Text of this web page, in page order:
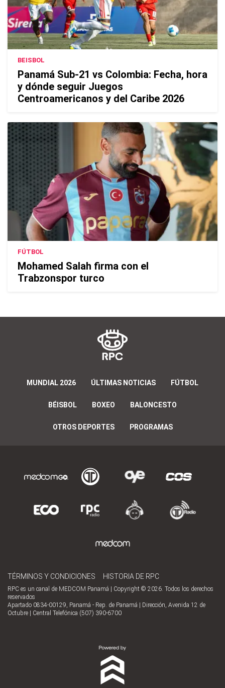
BEISBOL
Panamá Sub-21 vs Colombia: Fecha, hora
y dónde seguir Juegos
Centroamericanos y del Caribe 2026
FÚTBOL
Mohamed Salah firma con el
Trabzonspor turco
MUNDIAL 2026 ÚLTIMAS NOTICIAS FÚTBOL
BÉISBOL BOXEO BALONCESTO
OTROS DEPORTES PROGRAMAS
TÉRMINOS Y CONDICIONES HISTORIA DE RPC
RPC es un canal de MEDCOM Panamá | Copyright © 2026. Todos los derechos
reservados
Apartado 0834-00129, Panamá - Rep. de Panamá | Dirección, Avenida 12 de
Octubre | Central Telefónica (507) 390-6700